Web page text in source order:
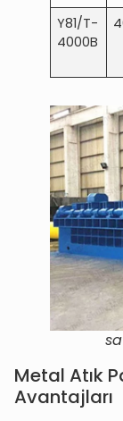
Y81/T-
4000B
Metal Atık
Avantajları